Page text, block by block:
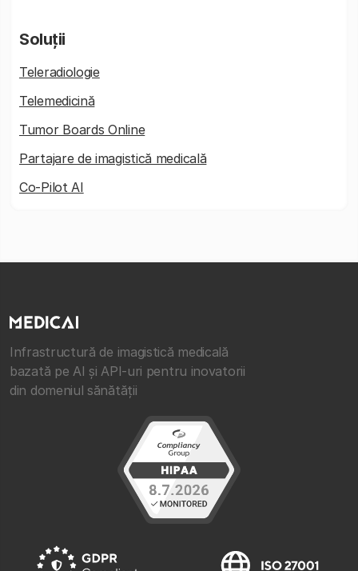
Soluții
Teleradiologie
Telemedicină
Tumor Boards Online
Partajare de imagistică medicală
Co-Pilot AI
Infrastructură de imagistică medicală
bazată pe AI și API-uri pentru inovatorii
din domeniul sănătății